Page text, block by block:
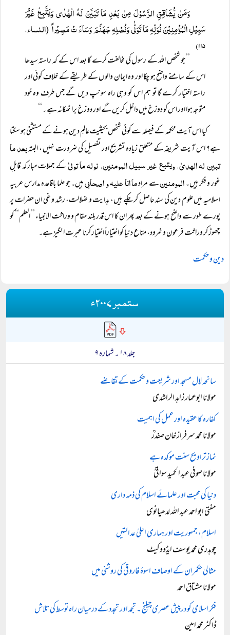
وَمَنْ یُّشَاقِقِ الرَّسُوْلَ مِنْ بَعْدِ مَا تَبَیَّنَ لَہُ الْہُدٰی وَیَتَّبِعْ غَیْْرَ
سَبِیْلِ الْمُؤْمِنِیْنَ نُوَلِّہِ مَا تَوَلّٰی وَنُصْلِہِ جَہَنَّمَ وَسَاءَ تْ مَصِیْراً (النساء،
۱۱۵)
’’ جو شخص اللہ کے رسول کی مخالفت کرے گا بعد اس کے کہ راستہ سیدھا
اس کے سامنے واضح ہو چکا اور وہ ایمان والوں کے طریقے کے خلاف کوئی اور
راستہ اختیار کرے گا تو ہم اس کو وہی راہ سونپ دیں گے جس طرف وہ خود
متوجہ ہوا اور اس کو دوزخ میں داخل کریں گے اور دوزخ برا ٹھکانہ ہے ۔‘‘
کیا اس آیت محکمہ کے فیصلہ سے کوئی شخص بحیثیت عالمِ دین ہونے کے مستثنیٰ ہو سکتا
ہے؟ اس آیت شریفہ کے متعلق زیادہ تشریح اور تفصیل کی ضرورت نہیں ، البتہبعد ما
تبین لہ الھدیٰ، ویتبع غیر سبیل المومنین، نولہ ما تولیٰکے جملات مبارکہ قابلِ
غور و فکر ہیں۔المومنینسے مرادما انا علیہ و اصحابیہیں۔ جو علما باقاعدہ مدارس عربیہ
اسلامیہ میں علوم دین کی سند حاصل کر چکے ہیں، ہدایت و ضلالت، رشد و غی ان حضرات پر
پورے طور سے واضح ہونے کے بعد پھر ان کا اس قدر بلند مقام و وراثت الانبیاء ’’ العلم‘‘ کو
چھوڑ کر وراثت فرعون و نمرود، متاع دنیا کو اختیاراً اختیار کرنا عبرت انگیز ہے۔
دین و حکمت
ستمبر ۲۰۰۷ء
جلد ۱۸ ۔ شمارہ ۹
سانحہ لال مسجد اور شریعت و حکمت کے تقاضے
مولانا ابوعمار زاہد الراشدی
کفارہ کا عقیدہ اور عمل کی اہمیت
مولانا محمد سرفراز خان صفدرؒ
نماز تراویح سنت موکدہ ہے
مولانا صوفی عبد الحمید سواتیؒ
دنیا کی محبت اور علمائے اسلام کی ذمہ داری
مفتی ابو احمد عبد اللہ لدھیانوی
اسلام، جمہوریت اور ہماری اعلیٰ عدالتیں
چوہدری محمد یوسف ایڈووکیٹ
مثالی حکمران کے اوصاف اسوۂ فاروقی کی روشنی میں
مولانا مشتاق احمد
فکر اسلامی کو درپیش عصری چیلنج ۔ تجمد اور تجدد کے درمیان راہ توسط کی تلاش
ڈاکٹر محمد امین